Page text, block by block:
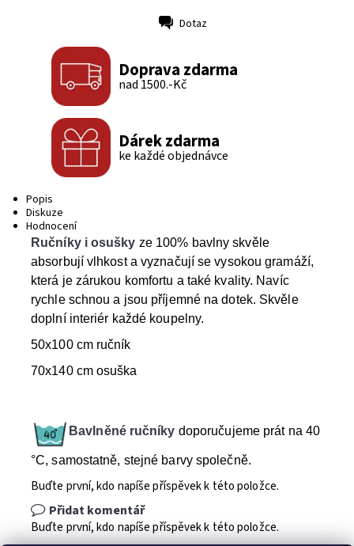
Dotaz
Doprava zdarma
nad 1500.-Kč
Dárek zdarma
ke každé objednávce
Popis
Diskuze
Hodnocení
Ručníky i osušky ze 100% bavlny skvěle
absorbují vlhkost a vyznačují se vysokou gramáží,
která je zárukou komfortu a také kvality. Navíc
rychle schnou a jsou příjemné na dotek. Skvěle
doplní interiér každé koupelny.
50x100 cm ručník
70x140 cm osuška
Bavlněné ručníky doporučujeme prát na 40
°C, samostatně, stejné barvy společně.
Buďte první, kdo napíše příspěvek k této položce.
Přidat komentář
Buďte první, kdo napíše příspěvek k této položce.